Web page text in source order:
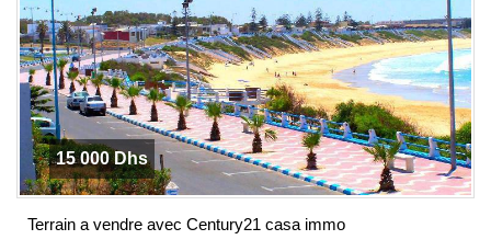
15 000 Dhs
Terrain a vendre avec Century21 casa immo